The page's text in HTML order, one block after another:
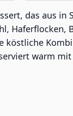
das aus
köstliche
warm